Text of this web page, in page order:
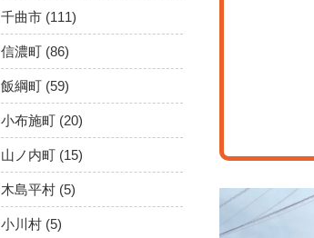
千曲市 (111)
信濃町 (86)
飯綱町 (59)
小布施町 (20)
山ノ内町 (15)
木島平村 (5)
小川村 (5)